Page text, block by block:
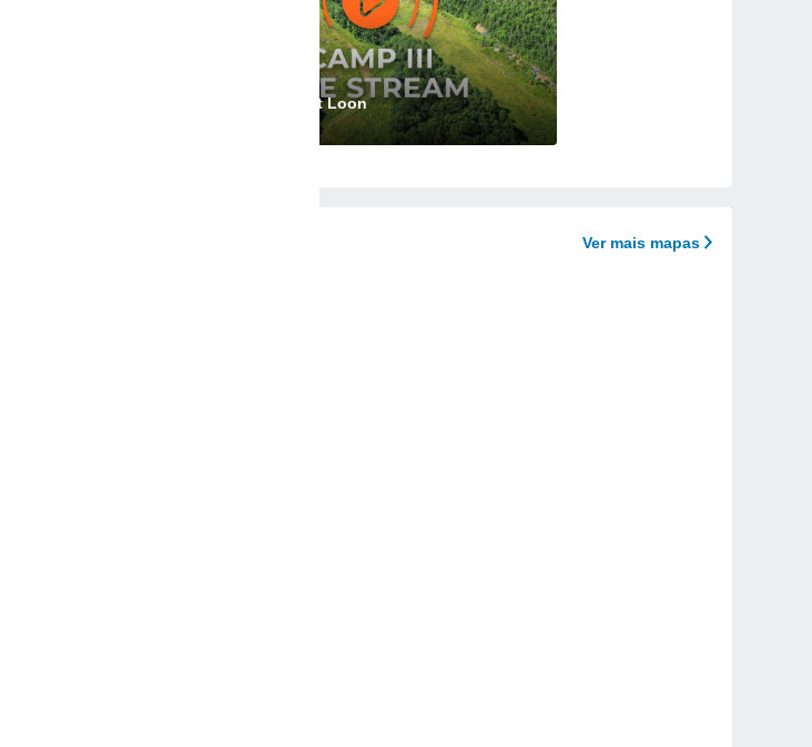
Camp III | Live at Loon
Ver mais mapas